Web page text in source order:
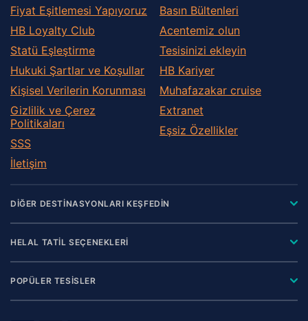
Fiyat Eşitlemesi Yapıyoruz
HB Loyalty Club
Statü Eşleştirme
Hukuki Şartlar ve Koşullar
Kişisel Verilerin Korunması
Gizlilik ve Çerez
Politikaları
SSS
İletişim
Basın Bültenleri
Acentemiz olun
Tesisinizi ekleyin
HB Kariyer
Muhafazakar сruise
Extranet
Eşsiz Özellikler
DİĞER DESTİNASYONLARI KEŞFEDİN
HELAL TATİL SEÇENEKLERİ
POPÜLER TESİSLER